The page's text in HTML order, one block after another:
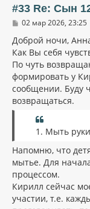
#33 Re: Сын
С
о
щ
е
н
и
е
02 мар 2026, 23:25
Доброй ночи,
Как Вы себя
По чуть
формировать у
сообщении. Буду
возвращаться.
1. Мыть
Напомню, что
мытье. Для
процессом.
Кирилл сейчас
участии, т.е.